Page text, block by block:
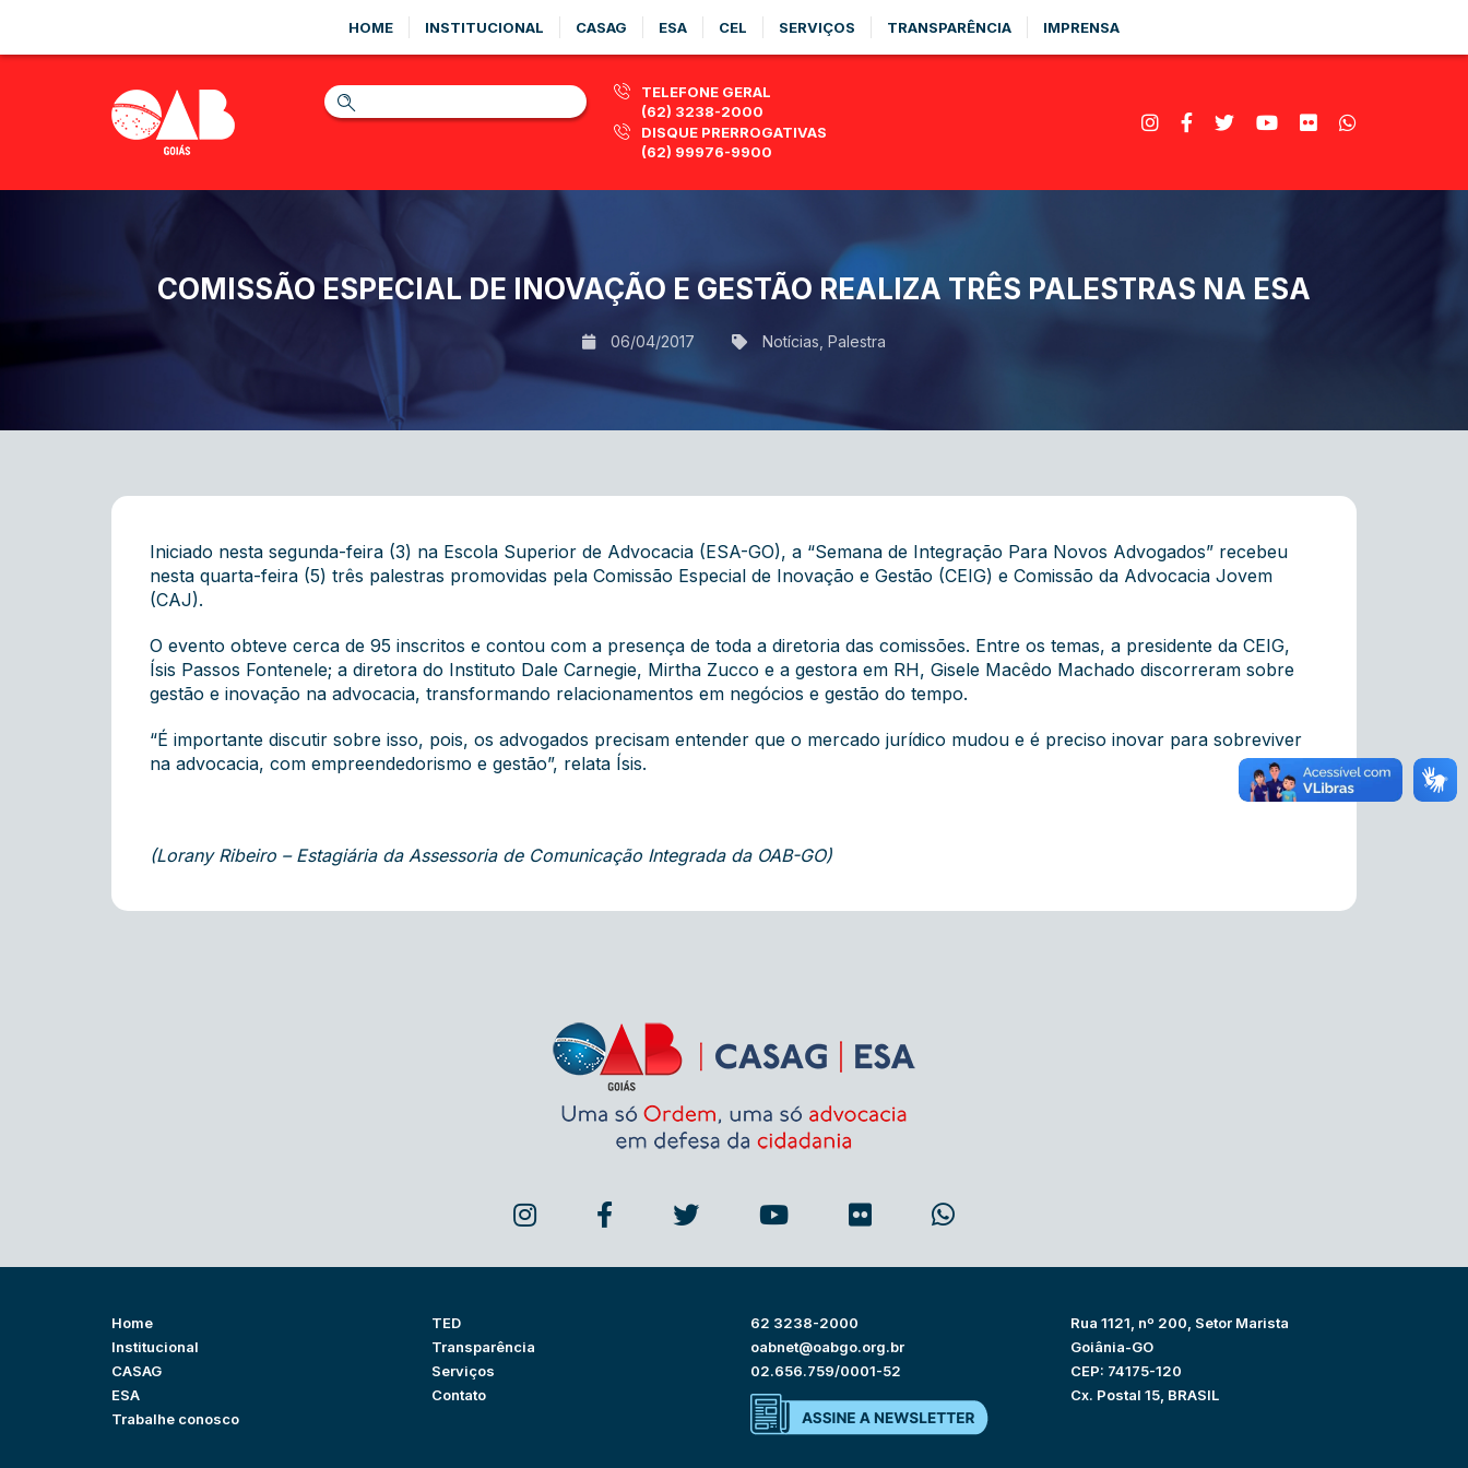
HOME INSTITUCIONAL CASAG ESA CEL SERVIÇOS TRANSPARÊNCIA IMPRENSA
TELEFONE GERAL
(62) 3238-2000
DISQUE PRERROGATIVAS
(62) 99976-9900
COMISSÃO ESPECIAL DE INOVAÇÃO E GESTÃO REALIZA TRÊS PALESTRAS NA ESA
06/04/2017 Notícias Palestra
Iniciado nesta segunda-feira (3) na Escola Superior de Advocacia (ESA-GO), a “Semana de Integração Para Novos Advogados” recebeu
nesta quarta-feira (5) três palestras promovidas pela Comissão Especial de Inovação e Gestão (CEIG) e Comissão da Advocacia Jovem
(CAJ).
O evento obteve cerca de 95 inscritos e contou com a presença de toda a diretoria das comissões. Entre os temas, a presidente da CEIG,
Ísis Passos Fontenele; a diretora do Instituto Dale Carnegie, Mirtha Zucco e a gestora em RH, Gisele Macêdo Machado discorreram sobre
gestão e inovação na advocacia, transformando relacionamentos em negócios e gestão do tempo.
“É importante discutir sobre isso, pois, os advogados precisam entender que o mercado jurídico mudou e é preciso inovar para sobreviver
na advocacia, com empreendedorismo e gestão”, relata Ísis.
(Lorany Ribeiro – Estagiária da Assessoria de Comunicação Integrada da OAB-GO)
Home
Institucional
CASAG
ESA
Trabalhe conosco
TED
Transparência
Serviços
Contato
62 3238-2000
oabnet@oabgo.org.br
02.656.759/0001-52
Rua 1121, nº 200, Setor Marista
Goiânia-GO
CEP: 74175-120
Cx. Postal 15, BRASIL